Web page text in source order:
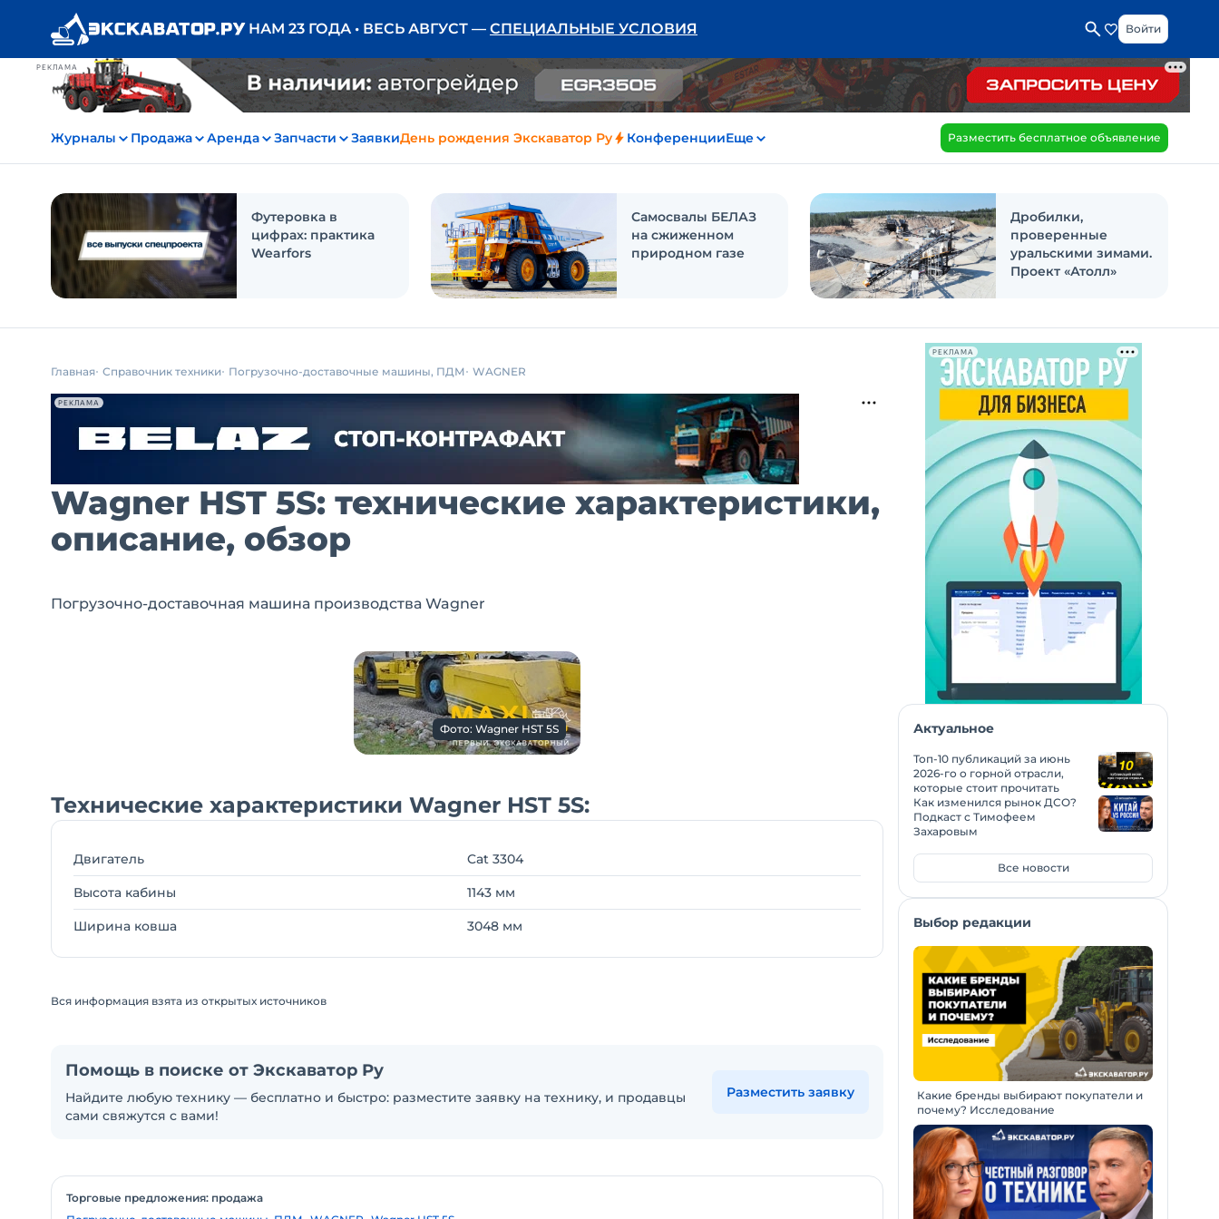
РЕКЛАМА
НАМ 23 ГОДА • ВЕСЬ АВГУСТ — СПЕЦИАЛЬНЫЕ УСЛОВИЯ Войти
Журналы Продажа Аренда Запчасти ЗаявкиДень рождения Экскаватор Ру КонференцииЕще Разместить бесплатное объявление
Футеровка в
цифрах: практика
Wearfors
Самосвалы БЕЛАЗ
на сжиженном
природном газе
Дробилки,
проверенные
уральскими зимами.
Проект «Атолл»
Главная Справочник техники Погрузочно-доставочные машины, ПДМ WAGNER
РЕКЛАМА
Wagner HST 5S: технические характеристики,
описание, обзор
Погрузочно-доставочная машина производства Wagner
Фото: Wagner HST 5S
Технические характеристики Wagner HST 5S:
Двигатель Cat 3304
Высота кабины 1143 мм
Ширина ковша 3048 мм
Вся информация взята из открытых источников
Помощь в поиске от Экскаватор Ру
Найдите любую технику — бесплатно и быстро: разместите заявку на технику, и продавцы
сами свяжутся с вами!
Разместить заявку
Торговые предложения: продажа
РЕКЛАМА
Актуальное
Топ-10 публикаций за июнь
2026-го о горной отрасли,
которые стоит прочитать
Как изменился рынок ДСО?
Подкаст с Тимофеем
Захаровым
Все новости
Выбор редакции
Какие бренды выбирают покупатели и
почему? Исследование